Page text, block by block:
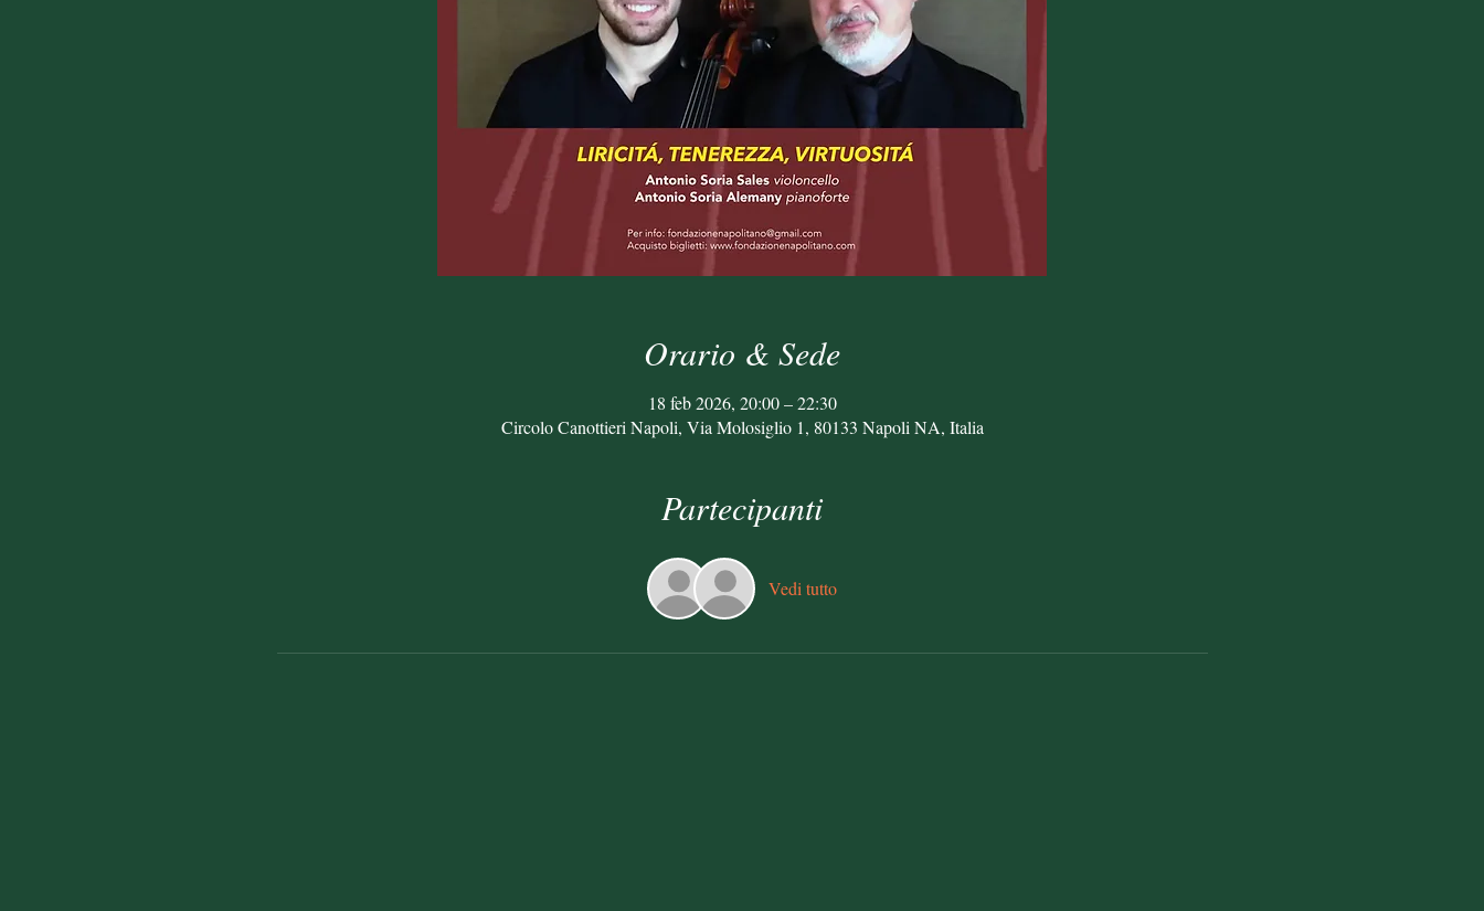
Orario & Sede
18 feb 2026, 20:00 – 22:30
Circolo Canottieri Napoli, Via Molosiglio 1, 80133 Napoli NA, Italia
Partecipanti
Vedi tutto